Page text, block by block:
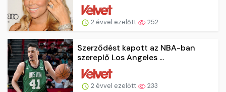
2 évvel ezelőtt 252
Szerződést kapott az NBA-ban
szereplő Los Angeles ...
2 évvel ezelőtt 233